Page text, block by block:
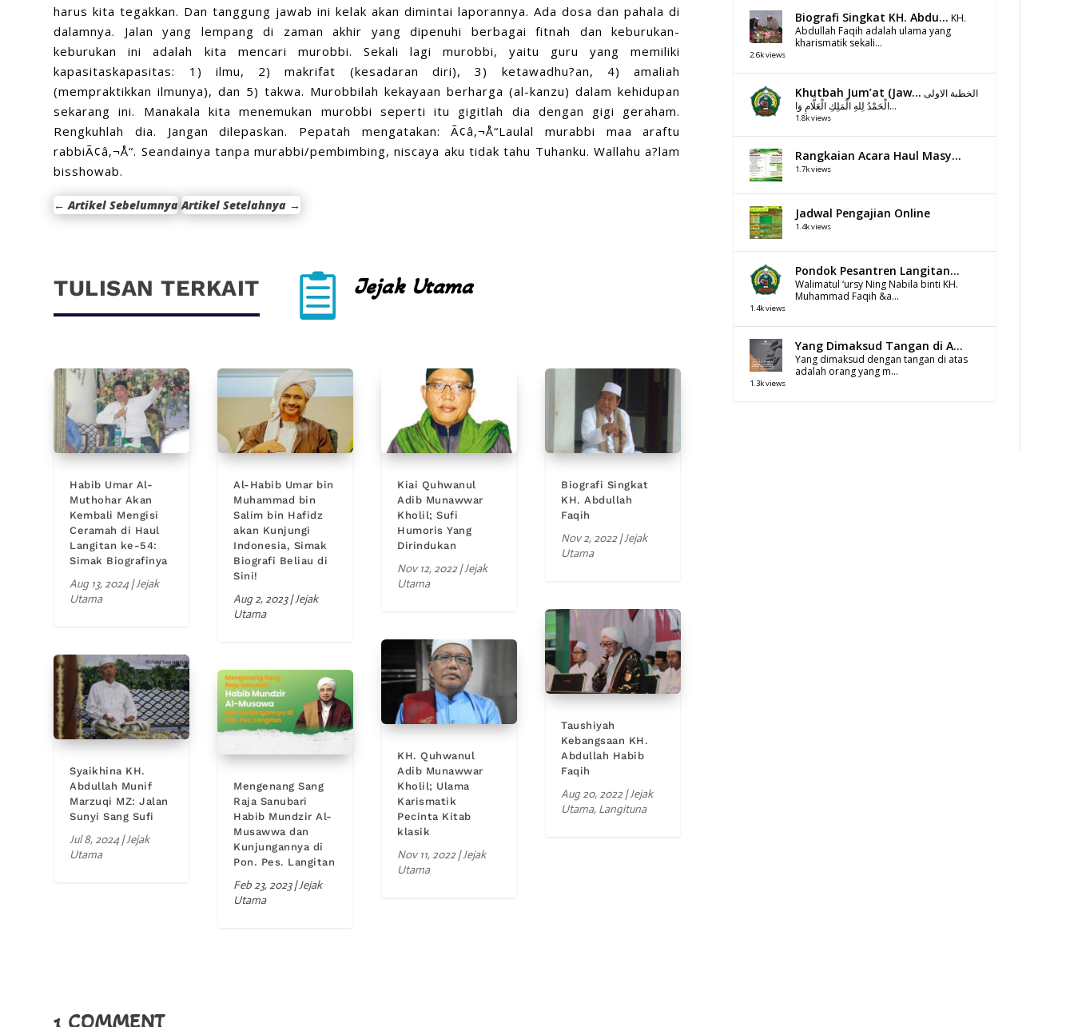
harus kita tegakkan. Dan tanggung jawab ini kelak akan dimintai laporannya. Ada dosa dan pahala di
dalamnya. Jalan yang lempang di zaman akhir yang dipenuhi berbagai fitnah dan keburukan-
keburukan ini adalah kita mencari murobbi. Sekali lagi murobbi, yaitu guru yang memiliki
kapasitaskapasitas: 1) ilmu, 2) makrifat (kesadaran diri), 3) ketawadhu?an, 4) amaliah
(mempraktikkan ilmunya), dan 5) takwa. Murobbilah kekayaan berharga (al-kanzu) dalam kehidupan
sekarang ini. Manakala kita menemukan murobbi seperti itu gigitlah dia dengan gigi geraham.
Rengkuhlah dia. Jangan dilepaskan. Pepatah mengatakan: Ã¢â‚¬Å“Laulal murabbi maa araftu
rabbiÃ¢â‚¬Å“. Seandainya tanpa murabbi/pembimbing, niscaya aku tidak tahu Tuhanku. Wallahu a?lam
bisshowab.
←Artikel Sebelumnya Artikel Setelahnya →
TULISAN TERKAIT  Jejak Utama
Habib Umar Al-
Muthohar Akan
Kembali Mengisi
Ceramah di Haul
Langitan ke-54:
Simak Biografinya
Aug 13, 2024|Jejak
Utama
Syaikhina KH.
Abdullah Munif
Marzuqi MZ: Jalan
Sunyi Sang Sufi
Jul 8, 2024|Jejak
Utama
Al-Habib Umar bin
Muhammad bin
Salim bin Hafidz
akan Kunjungi
Indonesia, Simak
Biografi Beliau di
Sini!
Aug 2, 2023|Jejak
Utama
Mengenang Sang
Raja Sanubari
Habib Mundzir Al-
Musawwa dan
Kunjungannya di
Pon. Pes. Langitan
Feb 23, 2023|Jejak
Utama
Kiai Quhwanul
Adib Munawwar
Kholil; Sufi
Humoris Yang
Dirindukan
Nov 12, 2022|Jejak
Utama
KH. Quhwanul
Adib Munawwar
Kholil; Ulama
Karismatik
Pecinta Kitab
klasik
Nov 11, 2022|Jejak
Utama
Biografi Singkat
KH. Abdullah
Faqih
Nov 2, 2022|Jejak
Utama
Taushiyah
Kebangsaan KH.
Abdullah Habib
Faqih
Aug 20, 2022|Jejak
Utama, Langituna
Biografi Singkat KH. Abdu... KH.
Abdullah Faqih adalah ulama yang
kharismatik sekali...
2.6k views
Khutbah Jum’at (Jaw... الخطبة الاولى
الْحَمْدُ لِلهِ الْمَلِكِ الْعَلَّامِ وَا...
1.8k views
Rangkaian Acara Haul Masy...
1.7k views
Jadwal Pengajian Online
1.4k views
Pondok Pesantren Langitan...
Walimatul ‘ursy Ning Nabila binti KH.
Muhammad Faqih &a...
1.4k views
Yang Dimaksud Tangan di A...
Yang dimaksud dengan tangan di atas
adalah orang yang m...
1.3k views